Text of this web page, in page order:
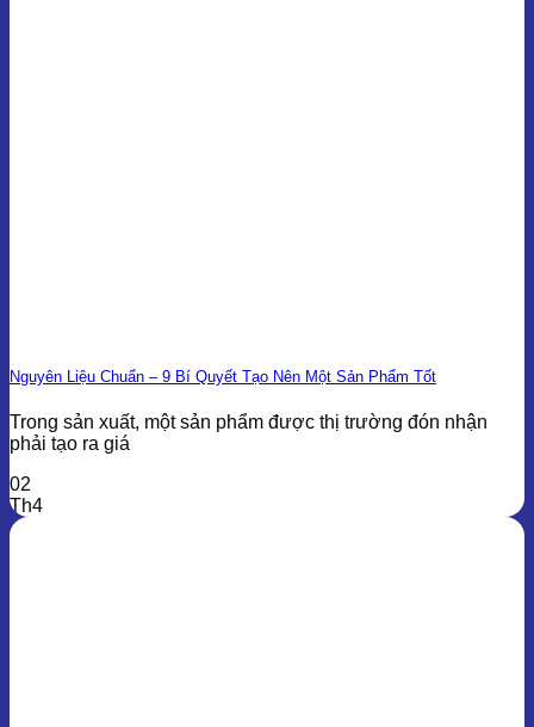
Nguyên Liệu Chuẩn – 9 Bí Quyết Tạo Nên Một Sản Phẩm Tốt
Trong sản xuất, một sản phẩm được thị trường đón nhận
phải tạo ra giá
02
Th4